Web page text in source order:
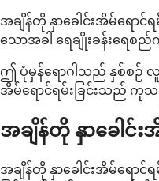
အချိန်တို နှာခေါင်းအိမ်ရော
သောအခါ ရေချိုးခန်းရေ
ဤ ပုံမှန်ရောဂါသည် နှစ်စဉ် လူ
အိမ်ရောင်ရမ်းခြင်းသည် ကုသ
အချိန်တို နှာခေါင်
အချိန်တို နှာခေါင်းအိမ်ရောင်